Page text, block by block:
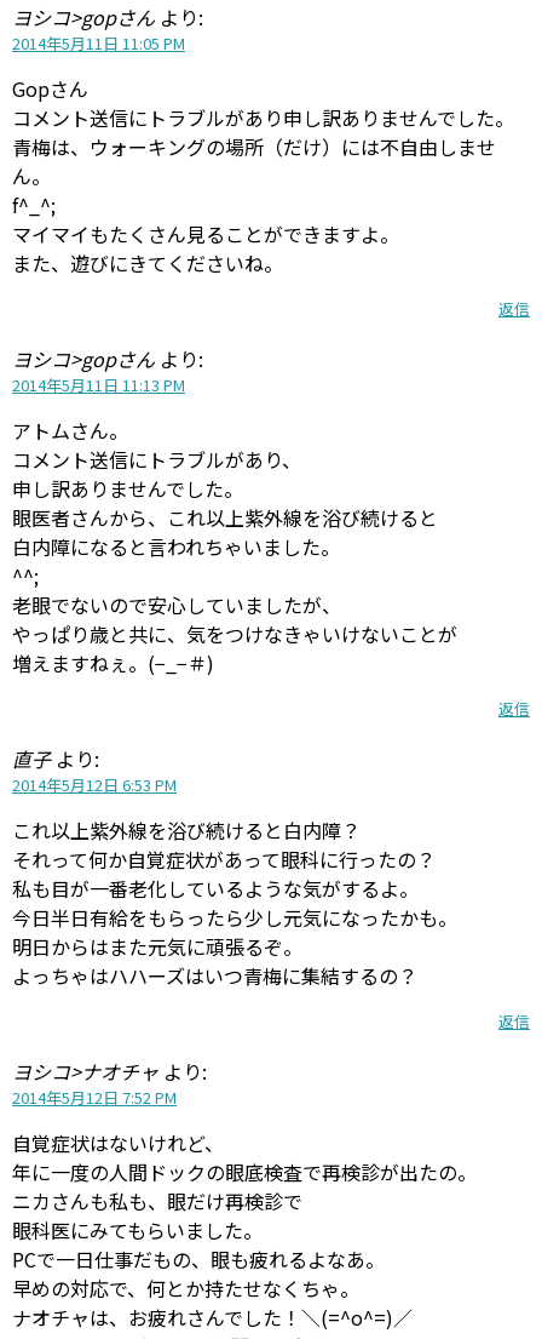
ヨシコ>gopさん より:
2014年5月11日 11:05 PM
Gopさん
コメント送信にトラブルがあり申し訳ありませんでした。
青梅は、ウォーキングの場所（だけ）には不自由しませ
ん。
f^_^;
マイマイもたくさん見ることができますよ。
また、遊びにきてくださいね。
返信
ヨシコ>gopさん より:
2014年5月11日 11:13 PM
アトムさん。
コメント送信にトラブルがあり、
申し訳ありませんでした。
眼医者さんから、これ以上紫外線を浴び続けると
白内障になると言われちゃいました。
^^;
老眼でないので安心していましたが、
やっぱり歳と共に、気をつけなきゃいけないことが
増えますねぇ。(−_−＃)
返信
直子 より:
2014年5月12日 6:53 PM
これ以上紫外線を浴び続けると白内障？
それって何か自覚症状があって眼科に行ったの？
私も目が一番老化しているような気がするよ。
今日半日有給をもらったら少し元気になったかも。
明日からはまた元気に頑張るぞ。
よっちゃはハハーズはいつ青梅に集結するの？
返信
ヨシコ>ナオチャ より:
2014年5月12日 7:52 PM
自覚症状はないけれど、
年に一度の人間ドックの眼底検査で再検診が出たの。
ニカさんも私も、眼だけ再検診で
眼科医にみてもらいました。
PCで一日仕事だもの、眼も疲れるよなあ。
早めの対応で、何とか持たせなくちゃ。
ナオチャは、お疲れさんでした！＼(=^o^=)／